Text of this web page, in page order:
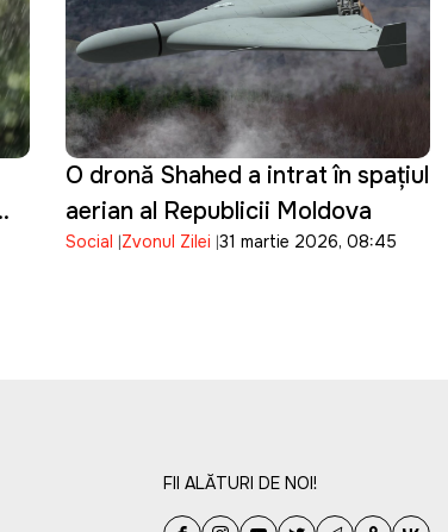
O dronă Shahed a intrat în spațiul
aerian al Republicii Moldova
Social Zvonul Zilei 31 martie 2026, 08:45
FII ALĂTURI DE NOI!